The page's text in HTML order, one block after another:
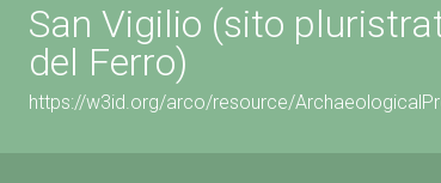
San Vigilio (sito
del Ferro)
https://w3id.org/arco/resource/